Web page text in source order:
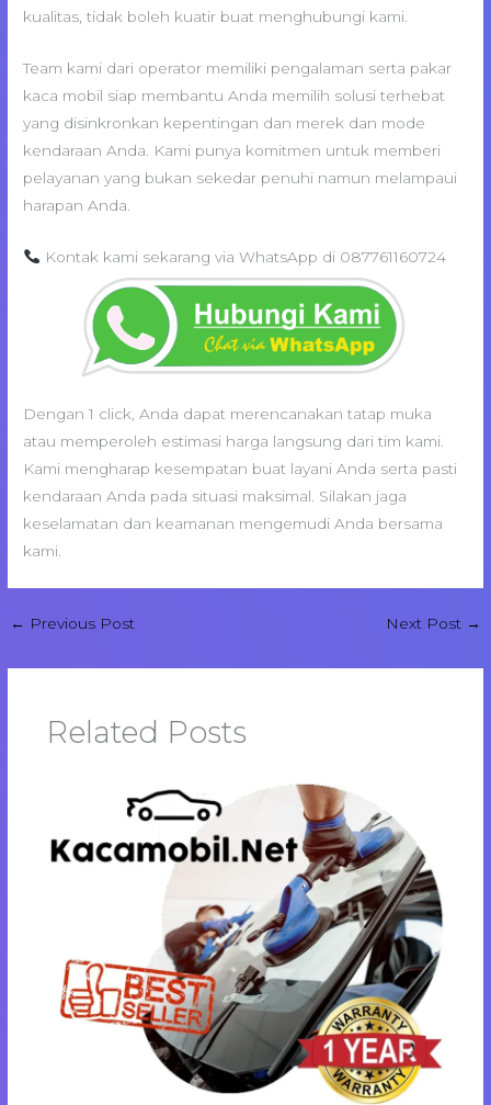
kualitas, tidak boleh kuatir buat menghubungi kami.
Team kami dari operator memiliki pengalaman serta pakar
kaca mobil siap membantu Anda memilih solusi terhebat
yang disinkronkan kepentingan dan merek dan mode
kendaraan Anda. Kami punya komitmen untuk memberi
pelayanan yang bukan sekedar penuhi namun melampaui
harapan Anda.
Kontak kami sekarang via WhatsApp di 087761160724
Dengan 1 click, Anda dapat merencanakan tatap muka
atau memperoleh estimasi harga langsung dari tim kami.
Kami mengharap kesempatan buat layani Anda serta pasti
kendaraan Anda pada situasi maksimal. Silakan jaga
keselamatan dan keamanan mengemudi Anda bersama
kami.
← Previous Post Next Post →
Related Posts